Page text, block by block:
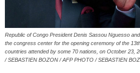
Republic of Congo President Denis Sassou Nguesso
the congress center for the opening ceremony of the
countries attended by some 70 nations, on October 23,
/ SEBASTIEN BOZON / AFP PHOTO / SEBASTIEN